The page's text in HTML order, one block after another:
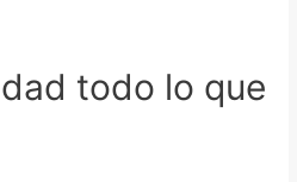
todo lo que